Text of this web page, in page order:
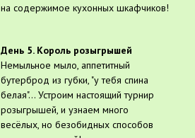
на содержимое кухонных шкафчиков!
День 5. Король розыгрышей
Немыльное мыло, аппетитный
бутерброд из губки, "у тебя спина
белая"... Устроим настоящий турнир
розыгрышей, и узнаем много
весёлых, но безобидных способов